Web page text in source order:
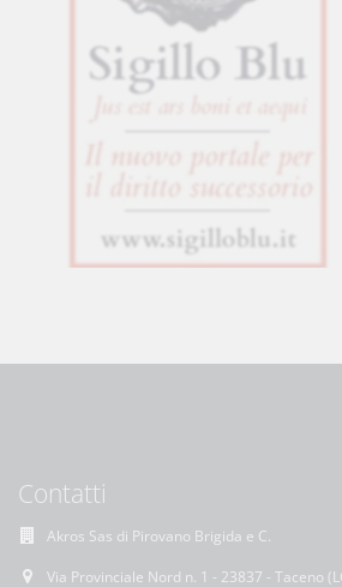
Contatti
Akros Sas di Pirovano Brigida e C.
Via Provinciale Nord n. 1 - 23837 - Taceno